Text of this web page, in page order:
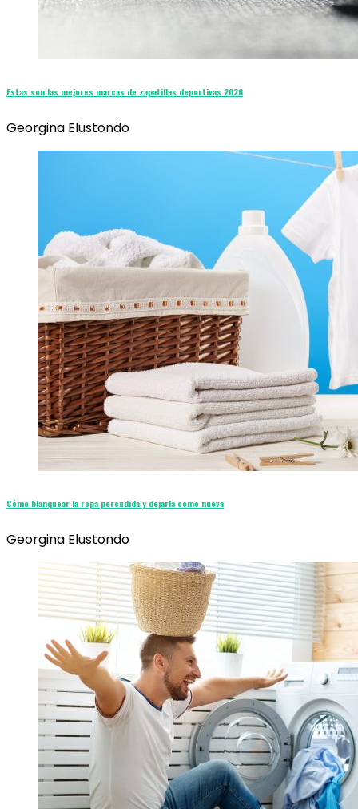
Estas son las mejores marcas de zapatillas deportivas 2026
Georgina Elustondo
Cómo blanquear la ropa percudida y dejarla como nueva
Georgina Elustondo